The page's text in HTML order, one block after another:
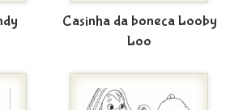
Casinha da boneca Looby
Loo